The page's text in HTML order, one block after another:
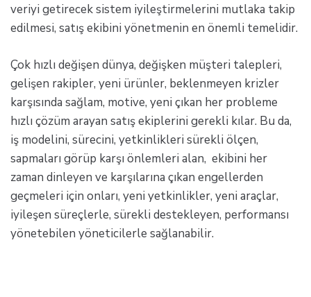
veriyi getirecek sistem iyileştirmelerini mutlaka takip
edilmesi, satış ekibini yönetmenin en önemli temelidir.
Çok hızlı değişen dünya, değişken müşteri talepleri,
gelişen rakipler, yeni ürünler, beklenmeyen krizler
karşısında sağlam, motive, yeni çıkan her probleme
hızlı çözüm arayan satış ekiplerini gerekli kılar. Bu da,
iş modelini, sürecini, yetkinlikleri sürekli ölçen,
sapmaları görüp karşı önlemleri alan, ekibini her
zaman dinleyen ve karşılarına çıkan engellerden
geçmeleri için onları, yeni yetkinlikler, yeni araçlar,
iyileşen süreçlerle, sürekli destekleyen, performansı
yönetebilen yöneticilerle sağlanabilir.